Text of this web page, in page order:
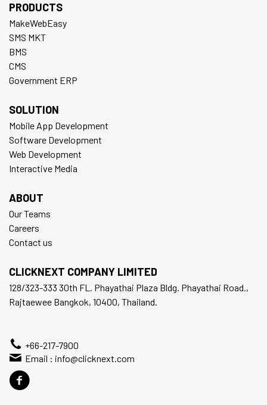
PRODUCTS
MakeWebEasy
SMS MKT
BMS
CMS
Government ERP
SOLUTION
Mobile App Development
Software Development
Web Development
Interactive Media
ABOUT
Our Teams
Careers
Contact us
CLICKNEXT COMPANY LIMITED
128/323-333 30th FL. Phayathai Plaza Bldg. Phayathai Road.,
Rajtaewee Bangkok, 10400, Thailand.
+66-217-7900
Email : info@clicknext.com